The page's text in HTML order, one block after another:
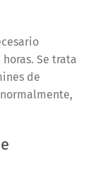
Se trata
de